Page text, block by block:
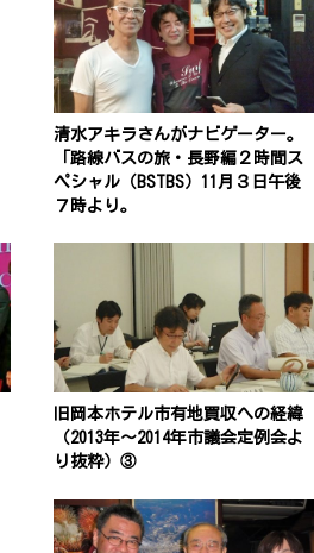
清水アキラさんがナビゲーター。
「路線バスの旅・長野編２時間ス
ペシャル（BSTBS）11月３日午後
７時より。
旧岡本ホテル市有地買収への経緯
（2013年〜2014年市議会定例会よ
り抜粋）③